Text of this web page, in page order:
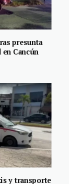
presunta
Cancún
y transporte